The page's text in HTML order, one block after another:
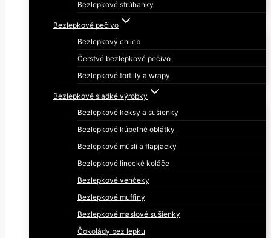
Bezlepkové strúhanky
Bezlepkové pečivo
Bezlepkový chlieb
Čerstvé bezlepkové pečivo
Bezlepkové tortilly a wrapy
Bezlepkové sladké výrobky
Bezlepkové keksy a sušienky
Bezlepkové kúpeľné oblátky
Bezlepkové müsli a flapjacky
Bezlepkové linecké koláče
Bezlepkové venčeky
Bezlepkové muffiny
Bezlepkové maslové sušienky
Čokolády bez lepku